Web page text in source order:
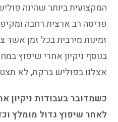
המקצועית ביותר שהינה
פריסה רב ארצית רחבה
זמינות מירבית בכל זמן אשר
בנוסף ניקיון אחרי שיפוץ
אצלנו בפוליש ברקת, לא
כשמדובר בעבודות ניקיון
לאחר שיפוץ גדול מומלץ